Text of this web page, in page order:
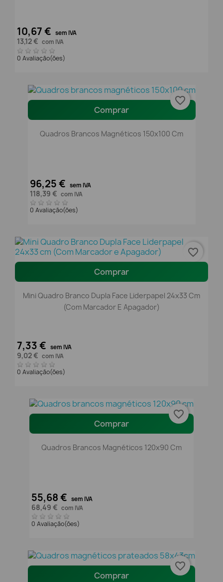
10,67 € sem IVA
13,12 € com IVA
0 Avaliação(ões)
Comprar
Quadros Brancos Magnéticos 150x100 Cm
96,25 € sem IVA
118,39 € com IVA
0 Avaliação(ões)
favorite_border
Comprar
Mini Quadro Branco Dupla Face Liderpapel 24x33 Cm
(Com Marcador E Apagador)
7,33 € sem IVA
9,02 € com IVA
0 Avaliação(ões)
favorite_border
Comprar
Quadros Brancos Magnéticos 120x90 Cm
55,68 € sem IVA
68,49 € com IVA
0 Avaliação(ões)
favorite_border
Comprar
favorite_border